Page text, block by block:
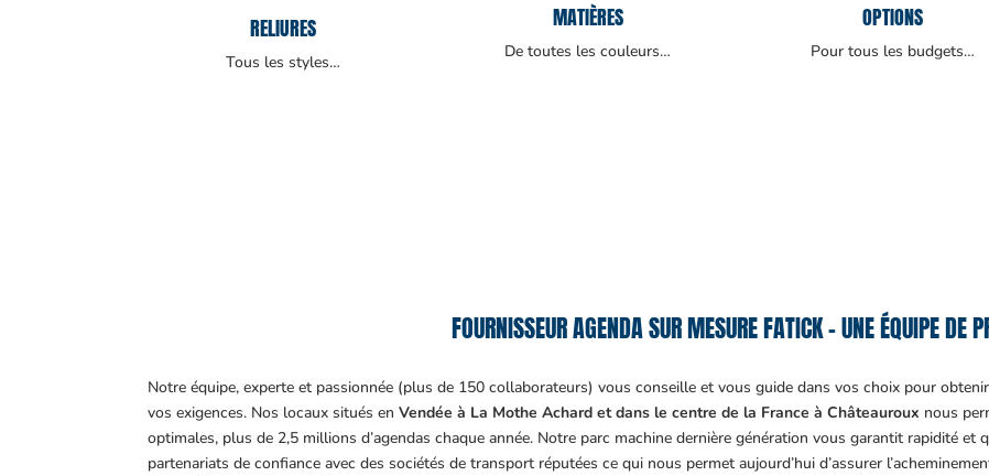
RELIURES
Tous les styles…
MATIÈRES
De toutes les couleurs…
OPTIONS
Pour tous les budgets…
FOURNISSEUR AGENDA SUR MESURE FATICK – UNE ÉQUIPE DE
Notre équipe, experte et passionnée (plus de 150 collaborateurs) vous conseille et vous guide dans vos choix pour
vos exigences. Nos locaux situés enVendée à La Mothe Achard et dans le centre de la France à Châteauroux nous
optimales, plus de 2,5 millions d’agendas chaque année. Notre parc machine dernière génération vous garantit rapidité et
partenariats de confiance avec des sociétés de transport réputées ce qui nous permet aujourd’hui d’assurer